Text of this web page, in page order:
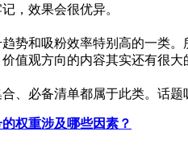
，效果会很优异。
势和吸粉效率特别高的一类
值观方向的内容其实还有很
、必备清单都属于此类。话
权重涉及哪些因素？